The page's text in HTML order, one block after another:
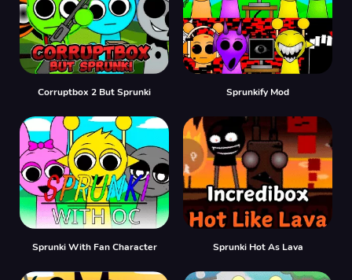
Corruptbox 2 But Sprunki Sprunkify Mod
Sprunki With Fan Character Sprunki Hot As Lava